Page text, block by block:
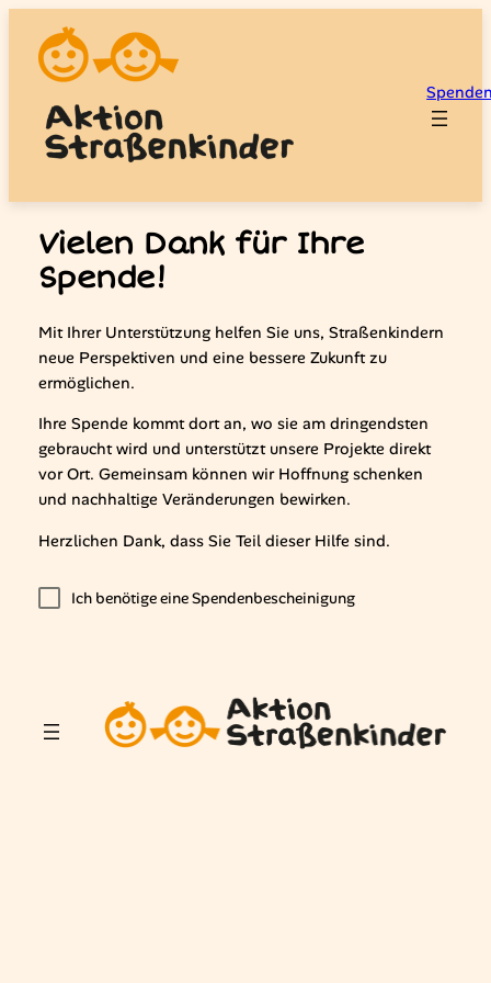
Inhalt
springen
Vielen Dank für Ihre
Spende!
Mit Ihrer Unterstützung helfen Sie uns, Straßenkindern
neue Perspektiven und eine bessere Zukunft zu
ermöglichen.
Ihre Spende kommt dort an, wo sie am dringendsten
gebraucht wird und unterstützt unsere Projekte direkt
vor Ort. Gemeinsam können wir Hoffnung schenken
und nachhaltige Veränderungen bewirken.
Herzlichen Dank, dass Sie Teil dieser Hilfe sind.
Ich benötige eine Spendenbescheinigung